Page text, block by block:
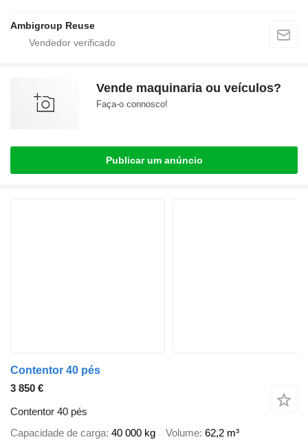
Ambigroup Reuse
Vende maquinaria ou veículos?
Faça-o connosco!
Publicar um anúncio
Contentor 40 pés
3 850 €
Contentor 40 pés
Capacidade de carga 40 000 kg Volume 62,2 m³